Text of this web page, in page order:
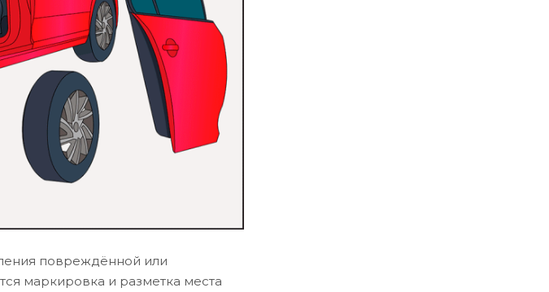
повреждённой или
маркировка и разметка места